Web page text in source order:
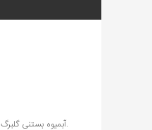
.آبمیوه بستنی گلبرگ